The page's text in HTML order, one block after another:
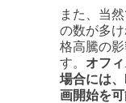
また、当
の数が多
格高騰の
す。 オフ
場合には
画開始を